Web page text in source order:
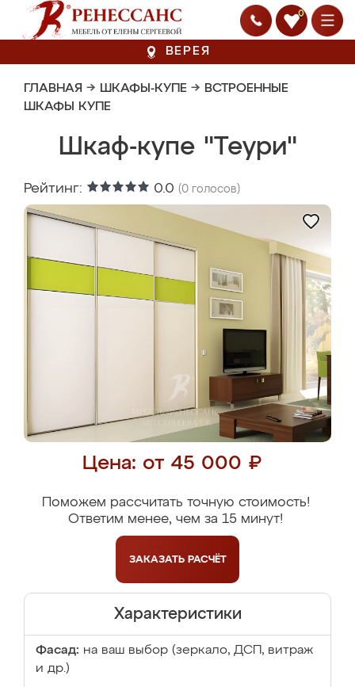
0
ВЕРЕЯ
ГЛАВНАЯ → ШКАФЫ-КУПЕ → ВСТРОЕННЫЕ
ШКАФЫ КУПЕ
Шкаф-купе "Теури"
Рейтинг: 0.0 (0 голосов)
Цена: от 45 000 ₽
Поможем рассчитать точную стоимость!
Ответим менее, чем за 15 минут!
ЗАКАЗАТЬ РАСЧЁТ
Характеристики
Фасад: на ваш выбор (зеркало, ДСП, витраж
и др.)